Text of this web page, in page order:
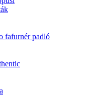
fafurnér padló